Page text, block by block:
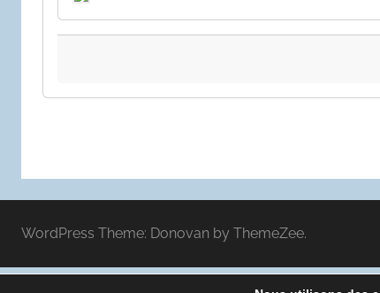
WordPress Theme: Donovan by ThemeZee.